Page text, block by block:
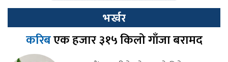
भर्खर
करिबएक हजार ३१५ किलो गाँजा बरामद